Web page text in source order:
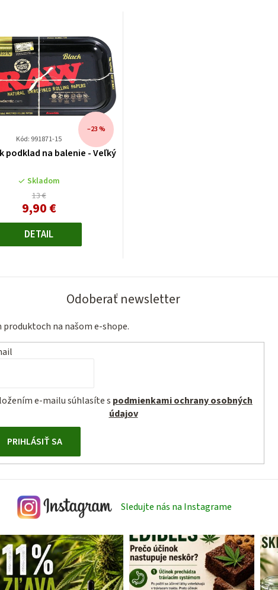
Kód: 991871-15
podklad na balenie - Veľký
Skladom
13 €
–23 %
9,90 €Jednotková
DETAIL
Odoberať newsletter
na našom e-shope.
e-mailu súhlasíte s podmienkami ochrany osobných
údajov
PRIHLÁSIŤ SA
Sledujte nás na Instagrame